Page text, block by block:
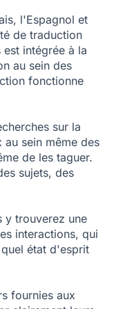
l'Espagnol et
de traduction
intégrée à la
au sein des
fonctionne
sur la
sein même des
de les taguer.
sujets, des
y trouverez une
interactions, qui
état d'esprit
fournies aux